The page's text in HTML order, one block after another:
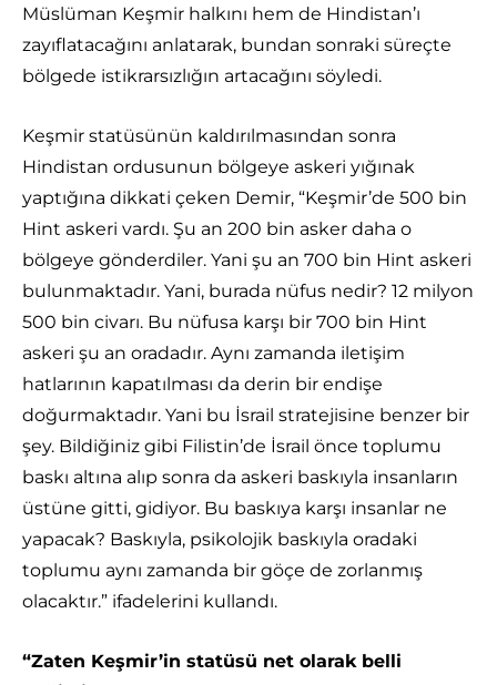
Müslüman Keşmir halkını hem de Hindistan’ı
zayıflatacağını anlatarak, bundan sonraki süreçte
bölgede istikrarsızlığın artacağını söyledi.
Keşmir statüsünün kaldırılmasından sonra
Hindistan ordusunun bölgeye askeri yığınak
yaptığına dikkati çeken Demir, “Keşmir’de 500 bin
Hint askeri vardı. Şu an 200 bin asker daha o
bölgeye gönderdiler. Yani şu an 700 bin Hint askeri
bulunmaktadır. Yani, burada nüfus nedir? 12 milyon
500 bin civarı. Bu nüfusa karşı bir 700 bin Hint
askeri şu an oradadır. Aynı zamanda iletişim
hatlarının kapatılması da derin bir endişe
doğurmaktadır. Yani bu İsrail stratejisine benzer bir
şey. Bildiğiniz gibi Filistin’de İsrail önce toplumu
baskı altına alıp sonra da askeri baskıyla insanların
üstüne gitti, gidiyor. Bu baskıya karşı insanlar ne
yapacak? Baskıyla, psikolojik baskıyla oradaki
toplumu aynı zamanda bir göçe de zorlanmış
olacaktır.” ifadelerini kullandı.
“Zaten Keşmir’in statüsü net olarak belli